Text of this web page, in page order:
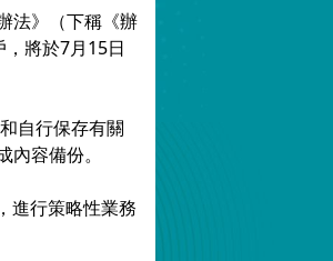
法》（下稱《辦
將於7月15日
自行保存有關
容備份。
進行策略性業務